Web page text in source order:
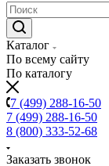
Каталог
По всему сайту
По каталогу
7 (499) 288-16-50
7 (499) 288-16-50
8 (800) 333-52-68
Заказать звонок